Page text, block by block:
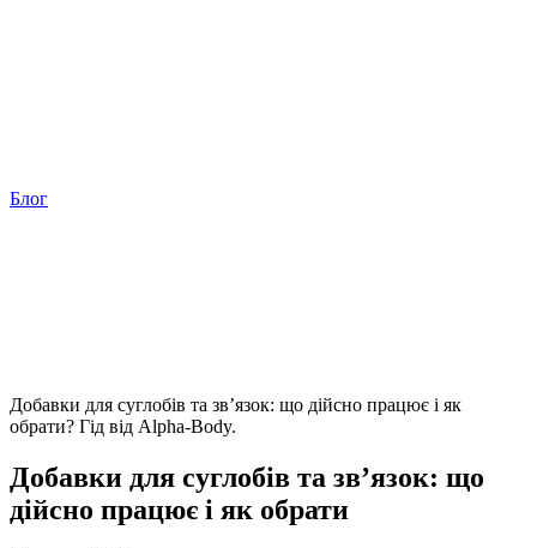
Блог
Добавки для суглобів та зв’язок: що дійсно працює і як
обрати? Гід від Alpha-Body.
Добавки для суглобів та зв’язок: що
дійсно працює і як обрати